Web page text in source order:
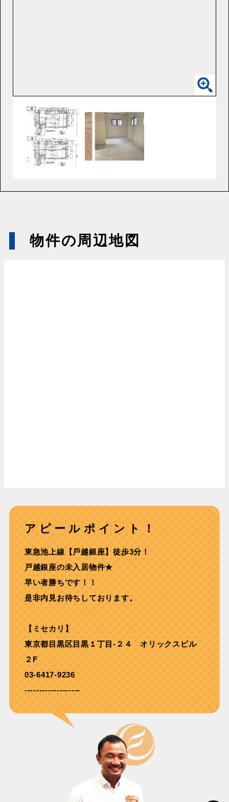
物件の周辺地図
アピールポイント！
東急池上線【⼾越銀座】徒歩3分！
戸越銀座の未入居物件★
早い者勝ちです！！
是非内見お待ちしております。
【ミセカリ】
東京都目黒区目黒１丁目-２４ オリックスビル
２F
03-6417-9236
-------------------